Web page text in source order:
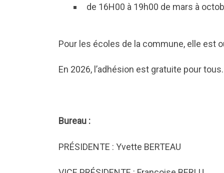
de 16H00 à 19h00 de mars à
Pour les écoles de la commune, elle est
En 2026, l’adhésion est gratuite pour tous.
Bureau :
PRÉSIDENTE : Yvette BERTEAU